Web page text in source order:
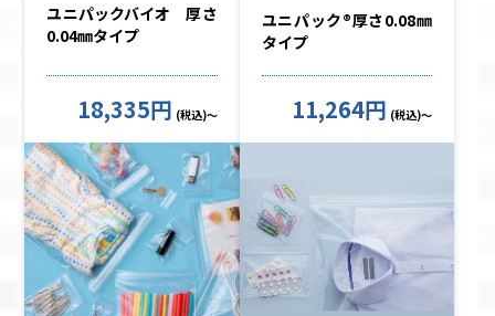
ユニパックバイオ 厚さ
0.04㎜タイプ
18,335円 (税込)～
ユニパック®厚さ0.08㎜
タイプ
11,264円 (税込)～